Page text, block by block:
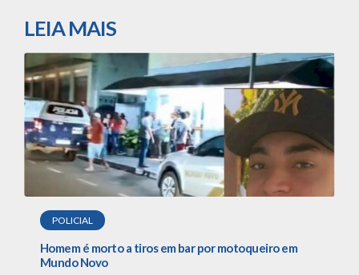
LEIA MAIS
POLICIAL
Homem é morto a tiros em bar por motoqueiro em
Mundo Novo